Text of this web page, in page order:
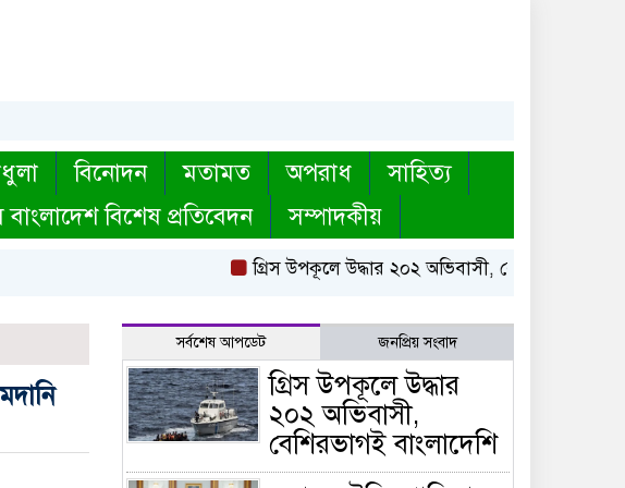
বিনোদন মতামত অপরাধ
সাহিত্য
বাংলাদেশ বিশেষ প্রতিবেদন সম্পাদকীয়
গ্রিস উপকূলে উদ্ধার ২০২ অভিবাসী, বেশিরভাগই বাংলাদেশি
সর্বশেষ আপডেট জনপ্রিয় সংবাদ
গ্রিস উপকূলে উদ্ধার
২০২ অভিবাসী,
বেশিরভাগই বাংলাদেশি